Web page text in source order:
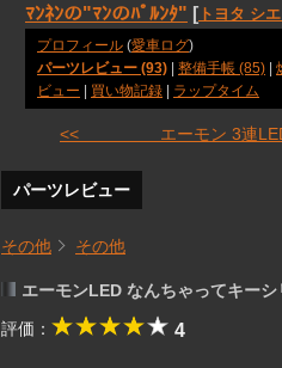
ﾏﾝﾈﾝの"ﾏﾝのﾊﾟﾙﾝﾀ" [ トヨタ シ
プロフィール (愛車ログ)
パーツレビュー (93)
整備手帳 (85)
ビュー
買い物記録 ラップタイム
<< エーモン 3連
パーツレビュー
その他 その他
エーモンLED なんちゃってキー
評価：
4